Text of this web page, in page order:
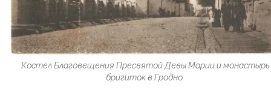
Костёл Благовещения Пресвятой Девы Марии и монастырь
бригиток в Гродно.